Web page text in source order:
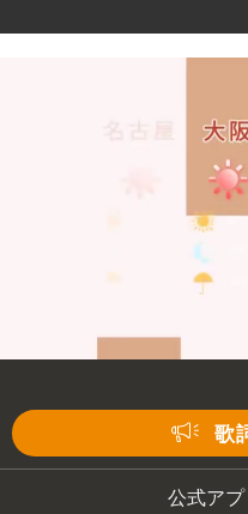
歌
公式ア